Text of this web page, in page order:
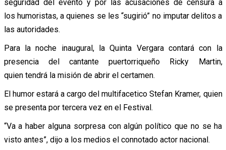
seguridad del evento y por las acusaciones de censura a
los humoristas, a quienes se les “sugirió” no imputar delitos a
las autoridades.
Para la noche inaugural, la Quinta Vergara contará con la
presencia del cantante puertorriqueño Ricky Martin,
quien tendrá la misión de abrir el certamen.
El humor estará a cargo del multifacetico Stefan Kramer, quien
se presenta por tercera vez en el Festival.
“Va a haber alguna sorpresa con algún político que no se ha
visto antes”, dijo a los medios el connotado actor nacional.